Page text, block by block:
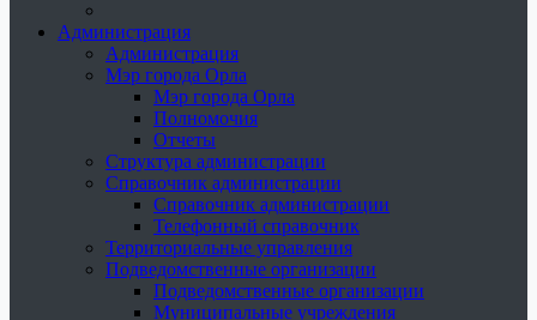
Администрация
Администрация
Мэр города Орла
Мэр города Орла
Полномочия
Отчеты
Структура администрации
Справочник администрации
Справочник администрации
Телефонный справочник
Территориальные управления
Подведомственные организации
Подведомственные организации
Муниципальные учреждения